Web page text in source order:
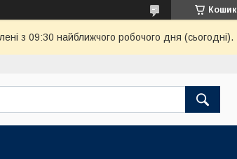
Кошик
з 09:30 найближчого робочого дня (сьогодні).